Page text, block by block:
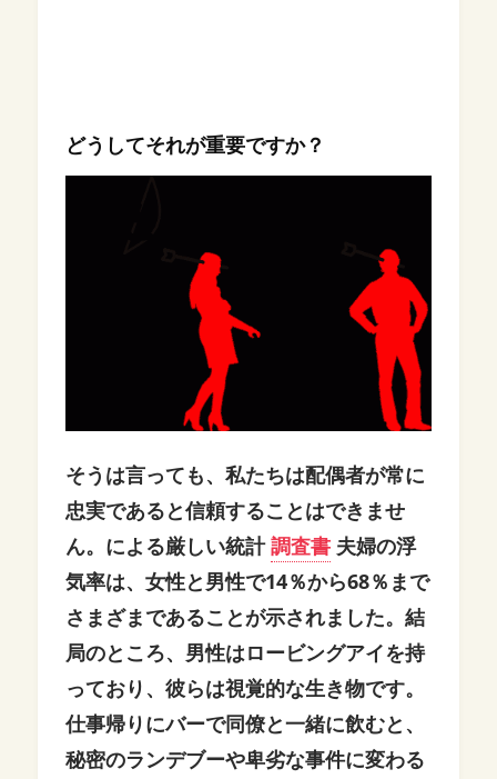
どうしてそれが重要ですか？
そうは言っても、私たちは配偶者が常に
忠実であると信頼することはできませ
ん。による厳しい統計調査書夫婦の浮
気率は、女性と男性で14％から68％まで
さまざまであることが示されました。結
局のところ、男性はロービングアイを持
っており、彼らは視覚的な生き物です。
仕事帰りにバーで同僚と一緒に飲むと、
秘密のランデブーや卑劣な事件に変わる